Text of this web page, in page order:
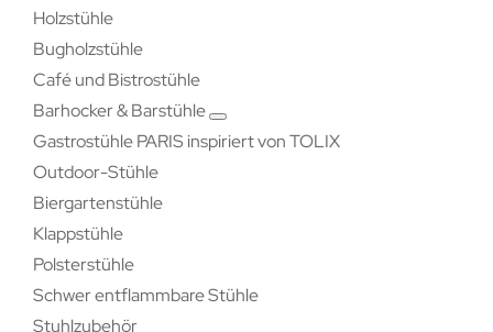
Holzstühle
Bugholzstühle
Café und Bistrostühle
Barhocker & Barstühle
Gastrostühle PARIS inspiriert von TOLIX
Outdoor-Stühle
Biergartenstühle
Klappstühle
Polsterstühle
Schwer entflammbare Stühle
Stuhlzubehör